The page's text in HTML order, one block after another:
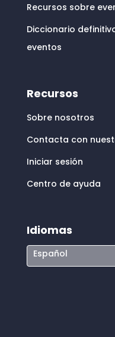
Recursos sobre
Diccionario
eventos
Recursos
Sobre nosotros
Contacta con
Iniciar sesión
Centro de ayuda
Idiomas
Español